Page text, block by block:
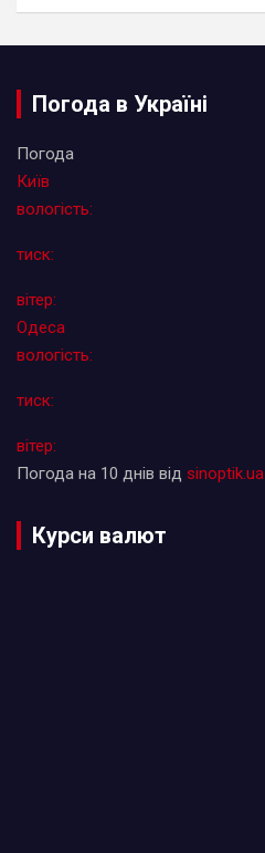
Погода в Україні
Погода
Київ
вологість:
тиск:
вітер:
Одеса
вологість:
тиск:
вітер:
Погода на 10 днів від sinoptik.ua
Курси валют